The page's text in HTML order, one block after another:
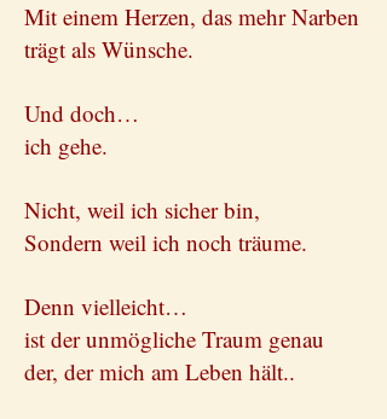
Mit einem Herzen, das mehr Narben
trägt als Wünsche.
Und doch…
ich gehe.
Nicht, weil ich sicher bin,
Sondern weil ich noch träume.
Denn vielleicht…
ist der unmögliche Traum genau
der, der mich am Leben hält..